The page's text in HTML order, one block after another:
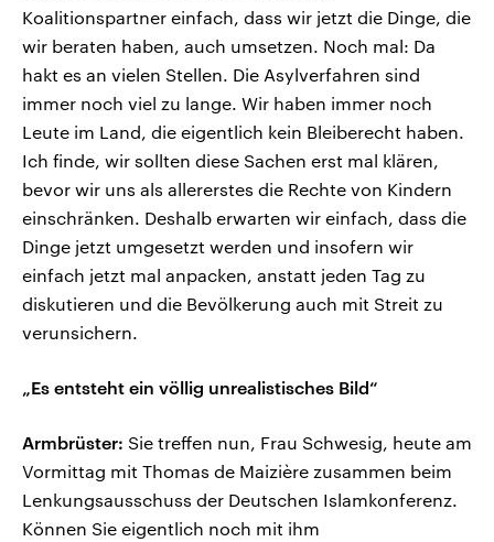
Koalitionspartner einfach, dass wir jetzt die Dinge, die
wir beraten haben, auch umsetzen. Noch mal: Da
hakt es an vielen Stellen. Die Asylverfahren sind
immer noch viel zu lange. Wir haben immer noch
Leute im Land, die eigentlich kein Bleiberecht haben.
Ich finde, wir sollten diese Sachen erst mal klären,
bevor wir uns als allererstes die Rechte von Kindern
einschränken. Deshalb erwarten wir einfach, dass die
Dinge jetzt umgesetzt werden und insofern wir
einfach jetzt mal anpacken, anstatt jeden Tag zu
diskutieren und die Bevölkerung auch mit Streit zu
verunsichern.
„Es entsteht ein völlig unrealistisches Bild“
Armbrüster: Sie treffen nun, Frau Schwesig, heute am
Vormittag mit Thomas de Maizière zusammen beim
Lenkungsausschuss der Deutschen Islamkonferenz.
Können Sie eigentlich noch mit ihm